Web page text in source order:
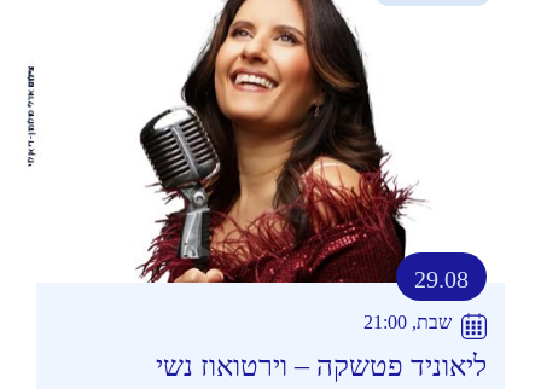
29.08
שבת, 21:00
ליאוניד פטשקה – וירטואוז נשי